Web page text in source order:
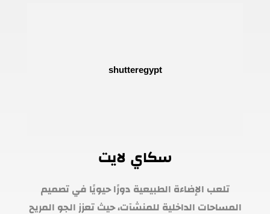
سكاي لايت
تلعب الإضاءة الطبيعية دورًا حيويًا في تصميم
المساحات الداخلية للمنشآت، حيث تعزز الجو المريح